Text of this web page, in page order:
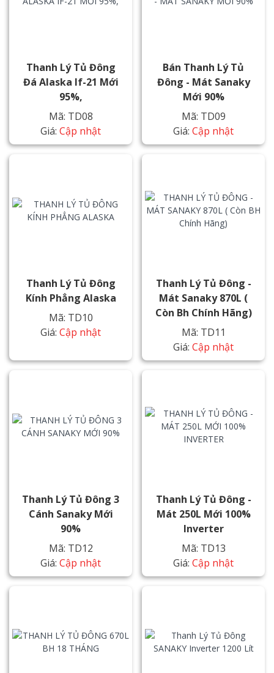
Thanh Lý Tủ Đông
Đá Alaska If-21 Mới
95%,
Mã: TD08
Giá: Cập nhật
Bán Thanh Lý Tủ
Đông - Mát Sanaky
Mới 90%
Mã: TD09
Giá: Cập nhật
Thanh Lý Tủ Đông
Kính Phẳng Alaska
Mã: TD10
Giá: Cập nhật
Thanh Lý Tủ Đông -
Mát Sanaky 870L (
Còn Bh Chính Hãng)
Mã: TD11
Giá: Cập nhật
Thanh Lý Tủ Đông 3
Cánh Sanaky Mới
90%
Mã: TD12
Giá: Cập nhật
Thanh Lý Tủ Đông -
Mát 250L Mới 100%
Inverter
Mã: TD13
Giá: Cập nhật